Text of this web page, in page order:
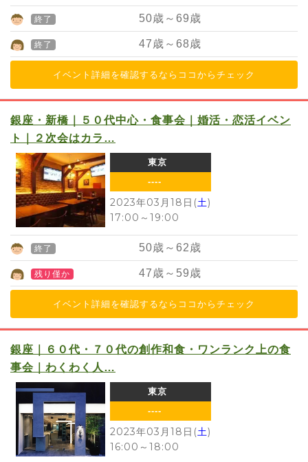
終了 50歳～69歳
終了 47歳～68歳
イベント詳細を確認するならココからチェック
銀座・新橋｜５０代中心・食事会｜婚活・恋活イベン
ト｜２次会はカラ…
東京
----
2023年03月18日(土)
17:00 ～ 19:00
終了 50歳～62歳
残り僅か 47歳～ 59歳
イベント詳細を確認するならココからチェック
銀座｜６０代・７０代の創作和食・ワンランク上の食
事会｜わくわく人…
東京
----
2023年03月18日(土)
16:00 ～ 18:00